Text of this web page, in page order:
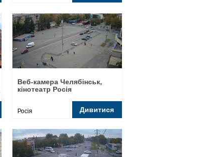
Веб-камера Челябінськ,
кінотеатр Росія
Росія Дивитися